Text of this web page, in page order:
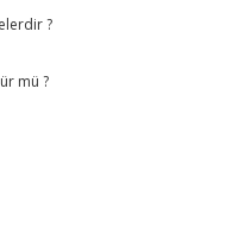
?
mü ?